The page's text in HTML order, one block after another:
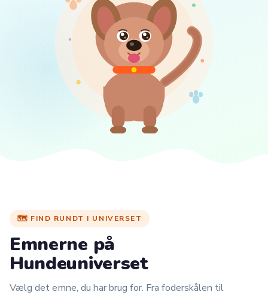
🗺️ FIND RUNDT I UNIVERSET
Emnerne på
Hundeuniverset
Vælg det emne, du har brug for. Fra foderskålen til